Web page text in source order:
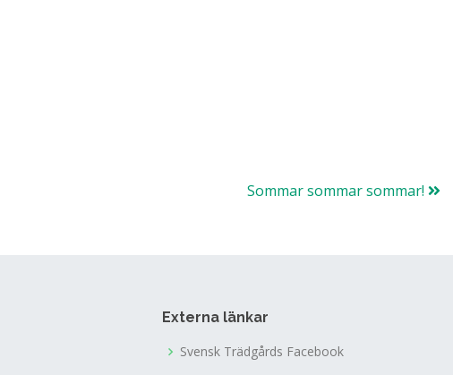
Sommar sommar sommar!
Externa länkar
Svensk Trädgårds Facebook